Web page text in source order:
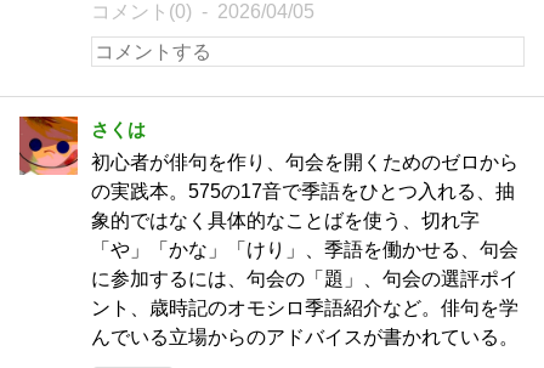
コメント(0) 2026/04/05
さくは
初心者が俳句を作り、句会を開くためのゼロから
の実践本。575の17音で季語をひとつ入れる、抽
象的ではなく具体的なことばを使う、切れ字
「や」「かな」「けり」、季語を働かせる、句会
に参加するには、句会の「題」、句会の選評ポイ
ント、歳時記のオモシロ季語紹介など。俳句を学
んでいる立場からのアドバイスが書かれている。